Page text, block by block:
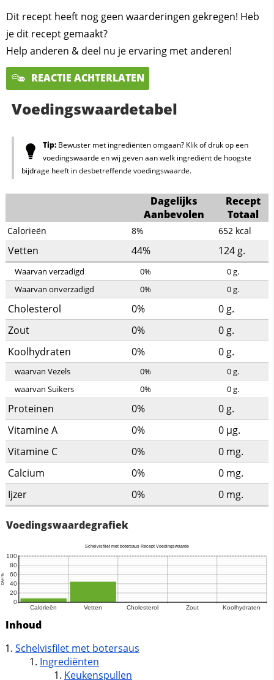
Dit recept heeft nog geen waarderingen gekregen! Heb
je dit recept gemaakt?
Help anderen & deel nu je ervaring met anderen!
REACTIE ACHTERLATEN
Voedingswaardetabel
Tip:Bewuster met ingrediënten omgaan? Klik of druk op een
voedingswaarde en wij geven aan welk ingrediënt de hoogste
bijdrage heeft in desbetreffende voedingswaarde.
Dagelijks
Aanbevolen
Recept
Totaal
Calorieën 8% 652 kcal
Vetten 44% 124 g.
Waarvan verzadigd 0% 0g.
Waarvan onverzadigd
0% 0g.
Cholesterol 0% 0 g.
Zout
0% 0 g.
Koolhydraten
0% 0 g.
waarvan Vezels 0% 0g.
waarvan Suikers
0% 0g.
Proteinen 0% 0 g.
Vitamine A
0% 0 µg.
Vitamine C
0% 0 mg.
Calcium
0% 0 mg.
Ijzer
0% 0 mg.
Voedingswaardegrafiek
Inhoud
Schelvisfilet met botersaus
Ingrediënten
Keukenspullen